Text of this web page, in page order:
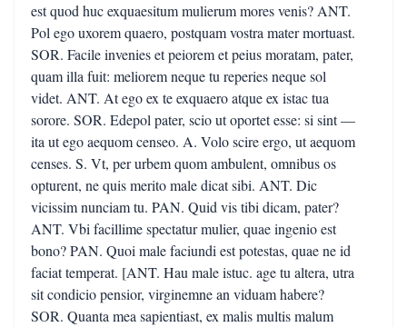
est quod huc exquaesitum mulierum mores venis? ANT.
Pol ego uxorem quaero, postquam vostra mater mortuast.
SOR. Facile invenies et peiorem et peius moratam, pater,
quam illa fuit: meliorem neque tu reperies neque sol
videt. ANT. At ego ex te exquaero atque ex istac tua
sorore. SOR. Edepol pater, scio ut oportet esse: si sint —
ita ut ego aequom censeo. A. Volo scire ergo, ut aequom
censes. S. Vt, per urbem quom ambulent, omnibus os
opturent, ne quis merito male dicat sibi. ANT. Dic
vicissim nunciam tu. PAN. Quid vis tibi dicam, pater?
ANT. Vbi facillime spectatur mulier, quae ingenio est
bono? PAN. Quoi male faciundi est potestas, quae ne id
faciat temperat. [ANT. Hau male istuc. age tu altera, utra
sit condicio pensior, virginemne an viduam habere?
SOR. Quanta mea sapientiast, ex malis multis malum